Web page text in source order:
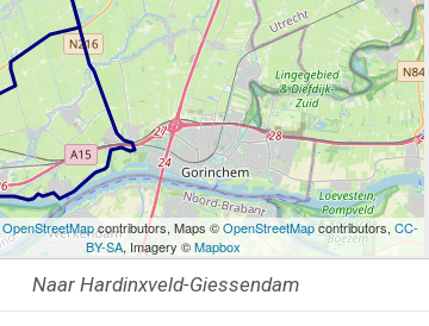
OpenStreetMapcontributors, Maps ©OpenStreetMapcontributors, CC-
BY-SA, Imagery ©Mapbox
Naar Hardinxveld-Giessendam
02/10/2021 Sjoerd